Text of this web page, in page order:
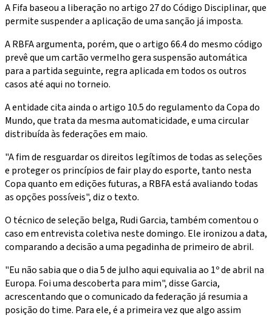
A Fifa baseou a liberação no artigo 27 do Código Disciplinar, que
permite suspender a aplicação de uma sanção já imposta.
A RBFA argumenta, porém, que o artigo 66.4 do mesmo código
prevê que um cartão vermelho gera suspensão automática
para a partida seguinte, regra aplicada em todos os outros
casos até aqui no torneio.
A entidade cita ainda o artigo 10.5 do regulamento da Copa do
Mundo, que trata da mesma automaticidade, e uma circular
distribuída às federações em maio.
"A fim de resguardar os direitos legítimos de todas as seleções
e proteger os princípios de fair play do esporte, tanto nesta
Copa quanto em edições futuras, a RBFA está avaliando todas
as opções possíveis", diz o texto.
O técnico de seleção belga, Rudi Garcia, também comentou o
caso em entrevista coletiva neste domingo. Ele ironizou a data,
comparando a decisão a uma pegadinha de primeiro de abril.
"Eu não sabia que o dia 5 de julho aqui equivalia ao 1º de abril na
Europa. Foi uma descoberta para mim", disse Garcia,
acrescentando que o comunicado da federação já resumia a
posição do time. Para ele, é a primeira vez que algo assim